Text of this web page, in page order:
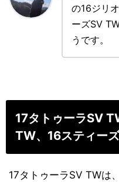
の16ジリ
ーズSV
うです。
17タトゥーラSV
TW、16スティー
17タトゥーラSV TWは